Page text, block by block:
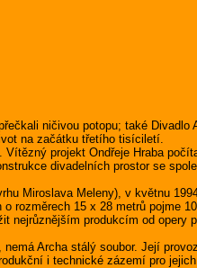
ničivou potopu; také
na začátku třetího tisíciletí.
projekt Ondřeje Hraba
divadelních prostor se
Miroslava Meleny), v květnu
15 x 28 metrů pojme
nejrůznějším produkcím od opery
Archa stálý soubor. Její
i technické zázemí pro